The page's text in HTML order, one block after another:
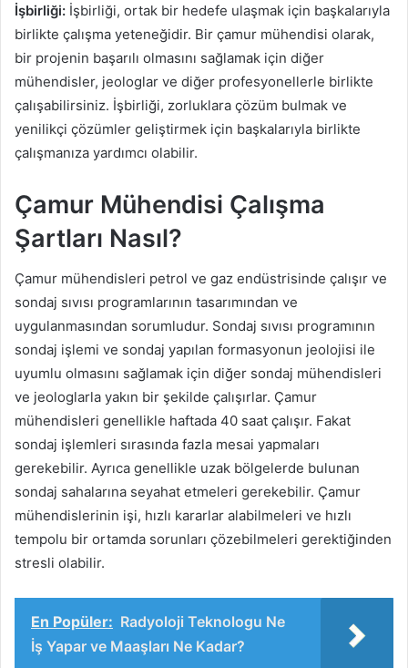
İşbirliği: İşbirliği, ortak bir hedefe ulaşmak için başkalarıyla
birlikte çalışma yeteneğidir. Bir çamur mühendisi olarak,
bir projenin başarılı olmasını sağlamak için diğer
mühendisler, jeologlar ve diğer profesyonellerle birlikte
çalışabilirsiniz. İşbirliği, zorluklara çözüm bulmak ve
yenilikçi çözümler geliştirmek için başkalarıyla birlikte
çalışmanıza yardımcı olabilir.
Çamur Mühendisi Çalışma
Şartları Nasıl?
Çamur mühendisleri petrol ve gaz endüstrisinde çalışır ve
sondaj sıvısı programlarının tasarımından ve
uygulanmasından sorumludur. Sondaj sıvısı programının
sondaj işlemi ve sondaj yapılan formasyonun jeolojisi ile
uyumlu olmasını sağlamak için diğer sondaj mühendisleri
ve jeologlarla yakın bir şekilde çalışırlar. Çamur
mühendisleri genellikle haftada 40 saat çalışır. Fakat
sondaj işlemleri sırasında fazla mesai yapmaları
gerekebilir. Ayrıca genellikle uzak bölgelerde bulunan
sondaj sahalarına seyahat etmeleri gerekebilir. Çamur
mühendislerinin işi, hızlı kararlar alabilmeleri ve hızlı
tempolu bir ortamda sorunları çözebilmeleri gerektiğinden
stresli olabilir.
En Popüler: Radyoloji Teknologu Ne
İş Yapar ve Maaşları Ne Kadar?